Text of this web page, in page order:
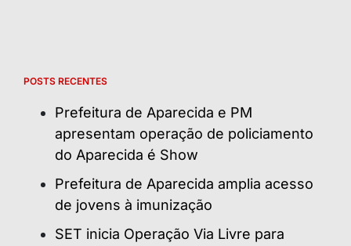
POSTS RECENTES
Prefeitura de Aparecida e PM
apresentam operação de policiamento
do Aparecida é Show
Prefeitura de Aparecida amplia acesso
de jovens à imunização
SET inicia Operação Via Livre para